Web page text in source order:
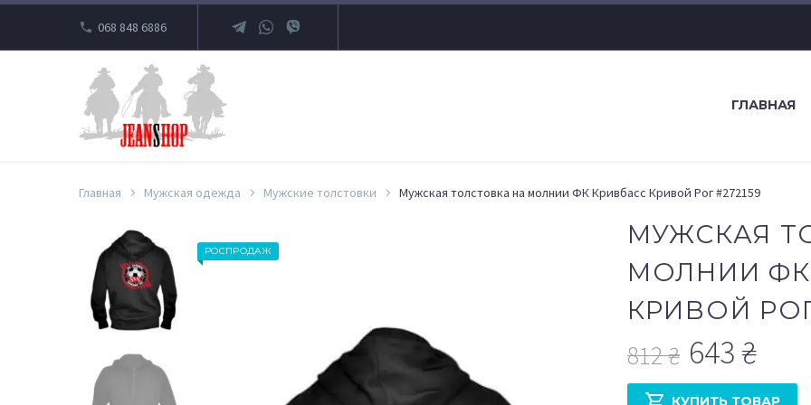
068 848 6886
ГЛАВНАЯ
Главная Мужская одежда Мужские толстовки Мужская толстовка на молнии ФК Кривбасс Кривой Рог #272159
РОСПРОДАЖ
МУЖСКАЯ
МОЛНИИ
КРИВОЙ РОГ
812₴ 643₴
Текущая
КУПИТЬ ТОВАР